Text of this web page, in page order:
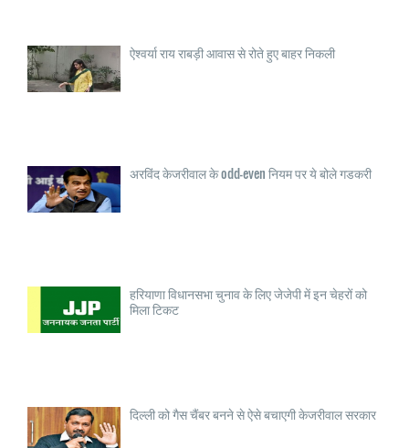
ऐश्वर्या राय राबड़ी आवास से रोते हुए बाहर निकली
अरविंद केजरीवाल के odd-even नियम पर ये बोले गडकरी
हरियाणा विधानसभा चुनाव के लिए जेजेपी में इन चेहरों को
मिला टिकट
दिल्ली को गैस चैंबर बनने से ऐसे बचाएगी केजरीवाल सरकार